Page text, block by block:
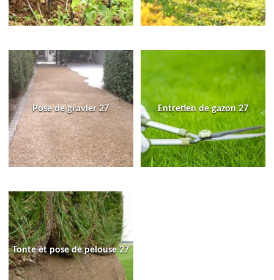
Pose de gravier 27 Entretien de gazon 27
Tonte et pose de pelouse 27